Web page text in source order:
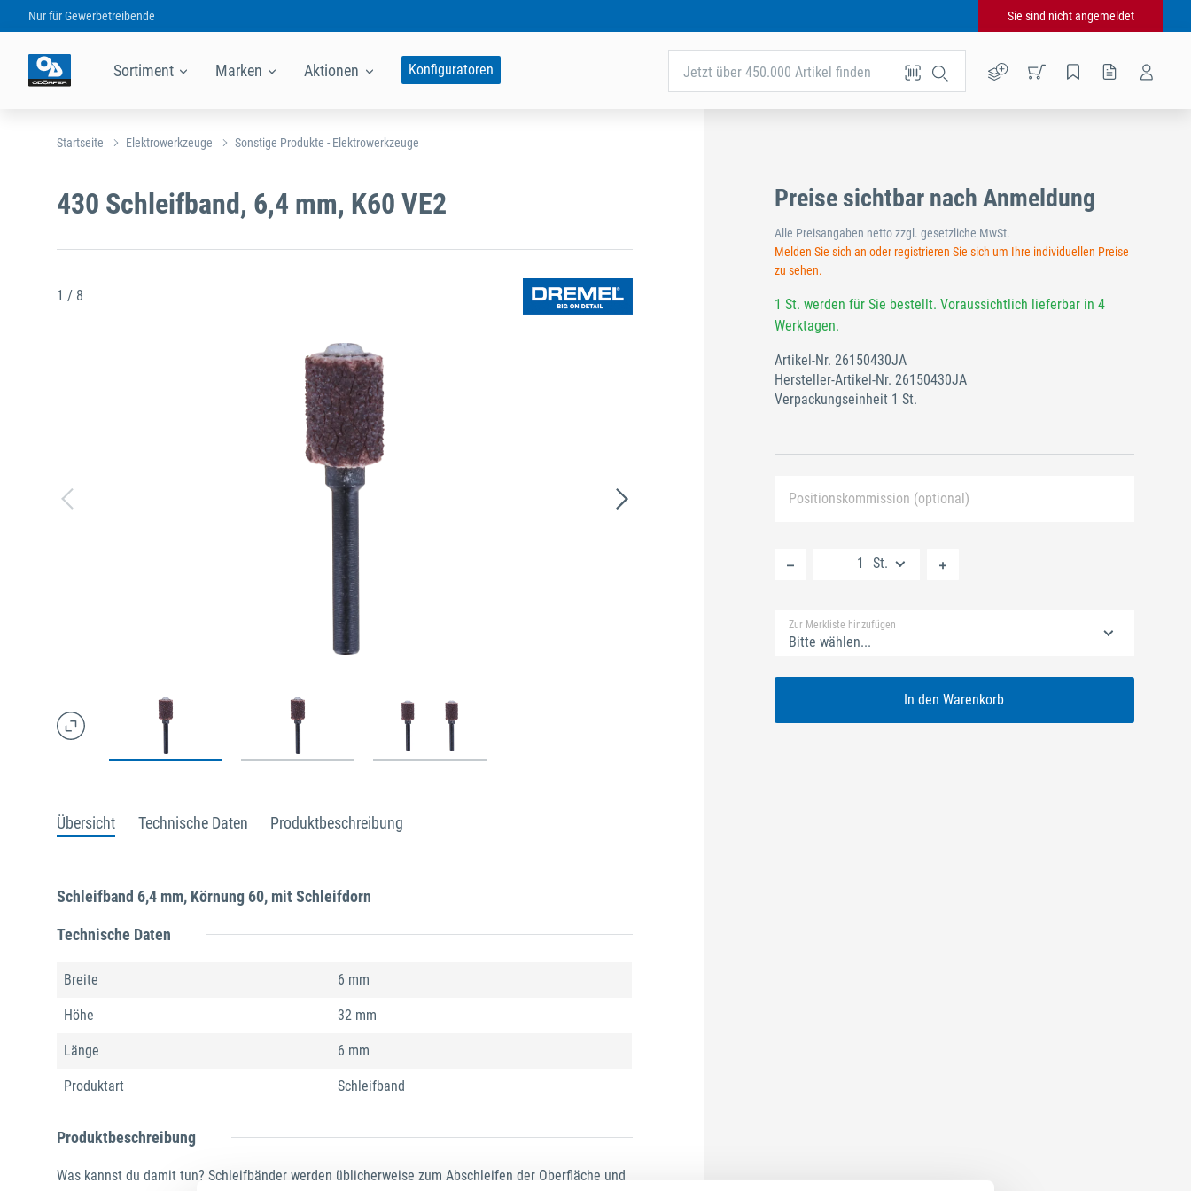
Nur fürGewerbetreibende Sie sind nicht angemeldet
Sortiment Marken Aktionen Konfiguratoren Jetzt über 450.000 Artikel finden
Startseite Elektrowerkzeuge Sonstige Produkte - Elektrowerkzeuge
430 Schleifband, 6,4 mm, K60 VE2
1 / 8
Übersicht Technische Daten Produktbeschreibung
Schleifband 6,4 mm, Körnung 60, mit Schleifdorn
Technische Daten
Breite 6 mm
Höhe 32 mm
Länge 6 mm
Produktart Schleifband
Produktbeschreibung
Was kannst du damit tun? Schleifbänder werden üblicherweise zum Abschleifen der Oberfläche und
Preise sichtbar nach Anmeldung
Alle Preisangaben netto zzgl. gesetzliche MwSt.
Melden Sie sich an oder registrieren Sie sich um Ihre individuellen Preise
zu sehen.
1 St. werden für Sie bestellt. Voraussichtlich lieferbar in 4
Werktagen.
Artikel-Nr. 26150430JA
Hersteller-Artikel-Nr. 26150430JA
Verpackungseinheit 1 St.
Positionskommission (optional)
St.
Zur Merkliste hinzufügen
Bitte wählen...
In den Warenkorb